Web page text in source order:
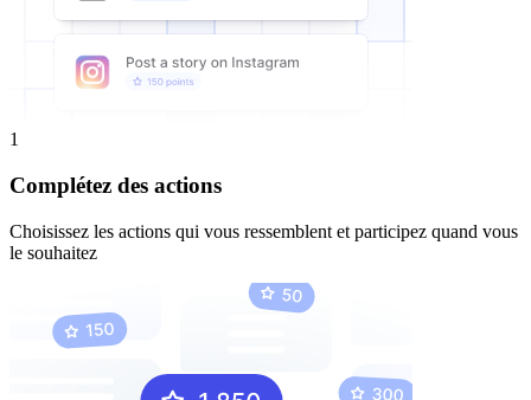
1
Complétez des actions
Choisissez les actions qui vous ressemblent et participez quand vous
le souhaitez